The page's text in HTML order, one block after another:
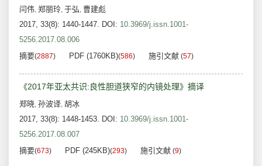
闫伟, 郑丽玲, 于弘, 曹建彪
2017, 33(8): 1440-1447. DOI: 10.3969/j.issn.1001-
5256.2017.08.006
摘要(2887) PDF (1760KB)(586) 施引文献 (57)
《2017年亚太共识:良性胆道狭窄的内镜处理》摘译
郑晓, 孙波译, 胡冰
2017, 33(8): 1448-1453. DOI: 10.3969/j.issn.1001-
5256.2017.08.007
摘要(673) PDF (245KB)(293) 施引文献 (9)